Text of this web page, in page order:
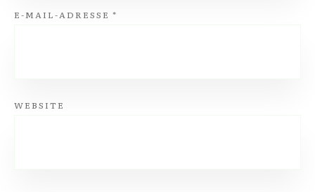
E-MAIL-ADRESSE *
WEBSITE